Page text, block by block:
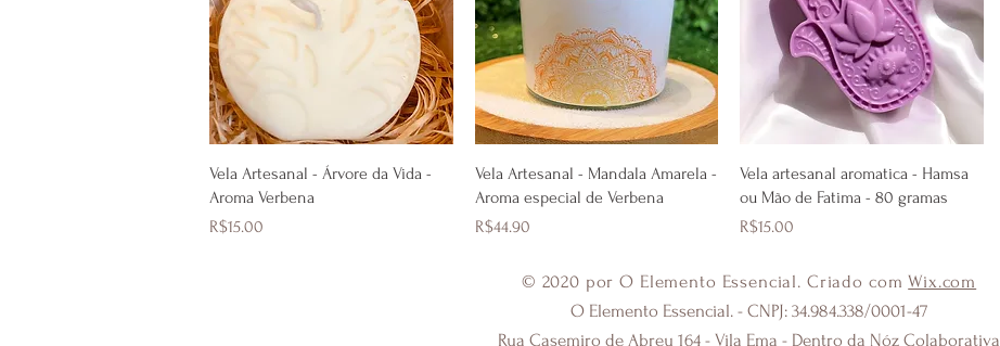
Quick View
Vela Artesanal - Árvore da Vida -
Aroma Verbena
Price
R$15.00
Quick View
Vela Artesanal - Mandala Amarela -
Aroma especial de Verbena
Price
R$44.90
Quick View
Vela artesanal aromatica - Hamsa
ou Mão de Fatima - 80 gramas
Price
R$15.00
© 2020 por O Elemento Essencial. Criado comWix.com
O Elemento Essencial. - CNPJ: 34.984.338/0001-47
Rua Casemiro de Abreu 164 - Vila Ema - Dentro da Nóz Colaborativa